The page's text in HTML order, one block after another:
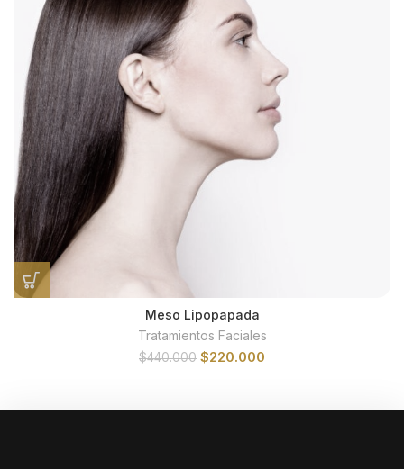
Meso Lipopapada
Tratamientos Faciales
$440.000 El
era:
$220.000
es: